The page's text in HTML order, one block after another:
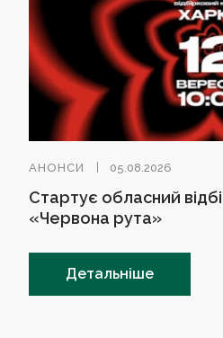
АНОНСИ 05.08.2026
Стартує обласний
«Червона рута»
Детальніше